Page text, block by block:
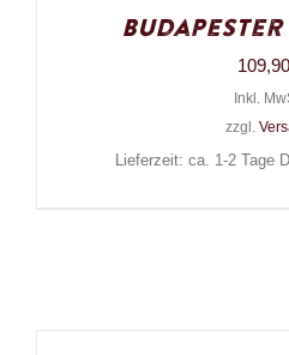
109,90
Inkl.
zzgl.
Lieferzeit: ca. 1-2 Tage